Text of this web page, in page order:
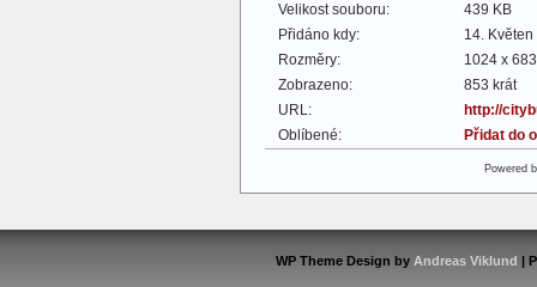
Velikost souboru:
439 KB
Přidáno kdy:
14. Květen
Rozměry:
1024 x
Zobrazeno:
853 krát
URL:
http://
Oblíbené:
Přidat do
Powered
WP Theme Design by Andreas Viklund |